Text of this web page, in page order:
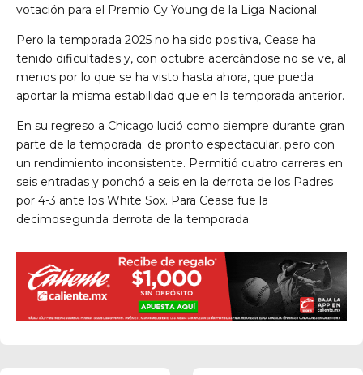
votación para el Premio Cy Young de la Liga Nacional.
Pero la temporada 2025 no ha sido positiva, Cease ha
tenido dificultades y, con octubre acercándose no se ve, al
menos por lo que se ha visto hasta ahora, que pueda
aportar la misma estabilidad que en la temporada anterior.
En su regreso a Chicago lució como siempre durante gran
parte de la temporada: de pronto espectacular, pero con
un rendimiento inconsistente. Permitió cuatro carreras en
seis entradas y ponchó a seis en la derrota de los Padres
por 4-3 ante los White Sox. Para Cease fue la
decimosegunda derrota de la temporada.